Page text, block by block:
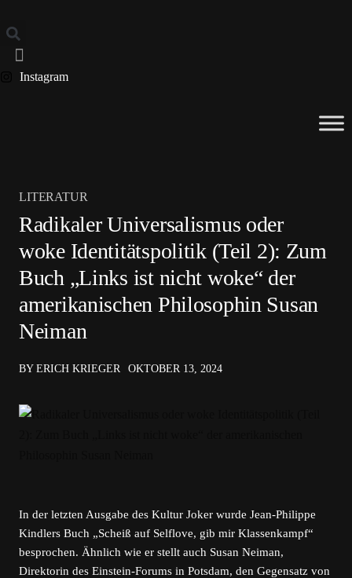
Instagram
LITERATUR
Radikaler Universalismus oder
woke Identitätspolitik (Teil 2): Zum
Buch „Links ist nicht woke“ der
amerikanischen Philosophin Susan
Neiman
BY ERICH KRIEGER OKTOBER 13, 2024
In der letzten Ausgabe des Kultur Joker wurde Jean-Philippe
Kindlers Buch „Scheiß auf Selflove, gib mir Klassenkampf“
besprochen. Ähnlich wie er stellt auch Susan Neiman,
Direktorin des Einstein-Forums in Potsdam, den Gegensatz von